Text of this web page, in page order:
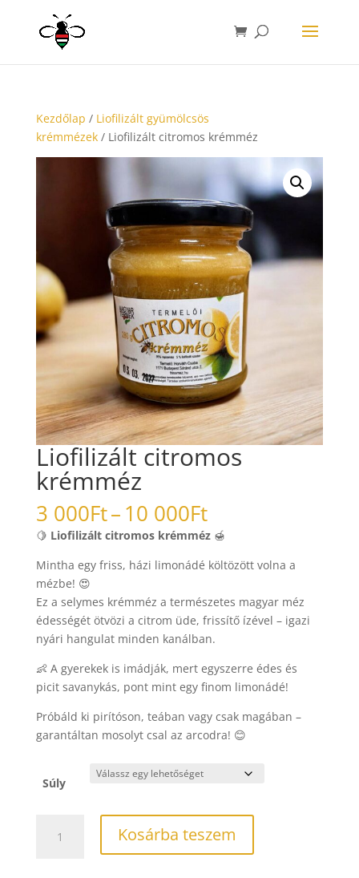
Kezdőlap / Liofilizált gyümölcsös
krémmézek/ Liofilizált citromos krémméz
Liofilizált citromos
krémméz
3 000Ft–10 000FtÁrtartomány:
3
000Ft
-
000Ft
🍋 Liofilizált citromos krémméz🍯
Mintha egy friss, házi limonádé költözött volna a
mézbe! 😍
Ez a selymes krémméz a természetes magyar méz
édességét ötvözi a citrom üde, frissítő ízével – igazi
nyári hangulat minden kanálban.
👶 A gyerekek is imádják, mert egyszerre édes és
picit savanykás, pont mint egy finom limonádé!
Próbáld ki pirítóson, teában vagy csak magában –
garantáltan mosolyt csal az arcodra! 😊
Súly
citromos
Kosárba teszem